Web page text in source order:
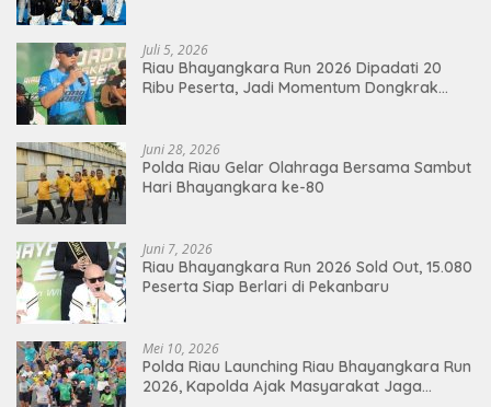
Juli 5, 2026
Riau Bhayangkara Run 2026 Dipadati 20
Ribu Peserta, Jadi Momentum Dongkrak
Juni 28, 2026
Polda Riau Gelar Olahraga Bersama Sambut
Hari Bhayangkara ke-80
Juni 7, 2026
Riau Bhayangkara Run 2026 Sold Out, 15.080
Peserta Siap Berlari di Pekanbaru
Mei 10, 2026
Polda Riau Launching Riau Bhayangkara Run
2026, Kapolda Ajak Masyarakat Jaga